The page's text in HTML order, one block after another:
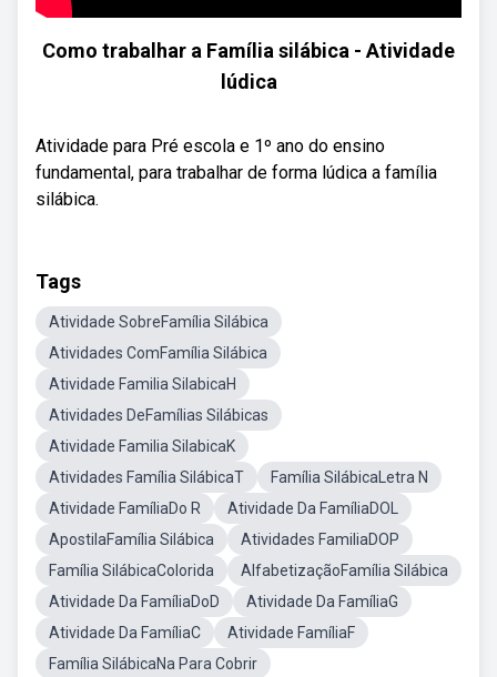
Como trabalhar a Família silábica - Atividade
lúdica
Atividade para Pré escola e 1º ano do ensino
fundamental, para trabalhar de forma lúdica a família
silábica.
Tags
Atividade SobreFamília Silábica
Atividades ComFamília Silábica
Atividade Familia SilabicaH
Atividades DeFamílias Silábicas
Atividade Familia SilabicaK
Atividades Família SilábicaT
Família SilábicaLetra N
Atividade FamíliaDo R
Atividade Da FamíliaDOL
ApostilaFamília Silábica
Atividades FamiliaDOP
Família SilábicaColorida
AlfabetizaçãoFamília Silábica
Atividade Da FamíliaDoD
Atividade Da FamíliaG
Atividade Da FamíliaC
Atividade FamíliaF
Família SilábicaNa Para Cobrir